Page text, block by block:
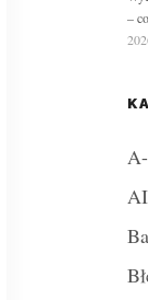
–
AI